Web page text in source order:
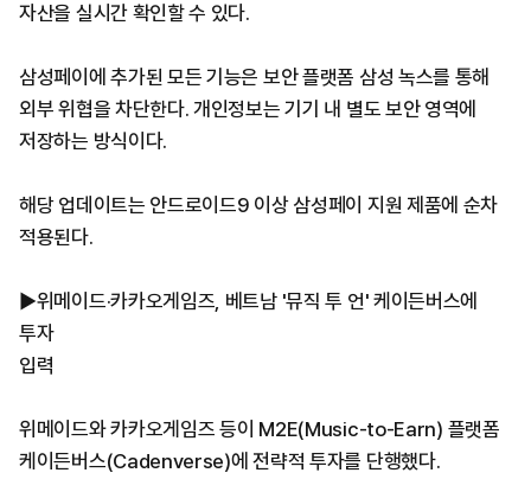
자산을 실시간 확인할 수 있다.
삼성페이에 추가된 모든 기능은 보안 플랫폼 삼성 녹스를 통해
외부 위협을 차단한다. 개인정보는 기기 내 별도 보안 영역에
저장하는 방식이다.
해당 업데이트는 안드로이드9 이상 삼성페이 지원 제품에 순차
적용된다.
▶위메이드·카카오게임즈, 베트남 '뮤직 투 언' 케이든버스에
투자
입력
위메이드와 카카오게임즈 등이 M2E(Music-to-Earn) 플랫폼
케이든버스(Cadenverse)에 전략적 투자를 단행했다.